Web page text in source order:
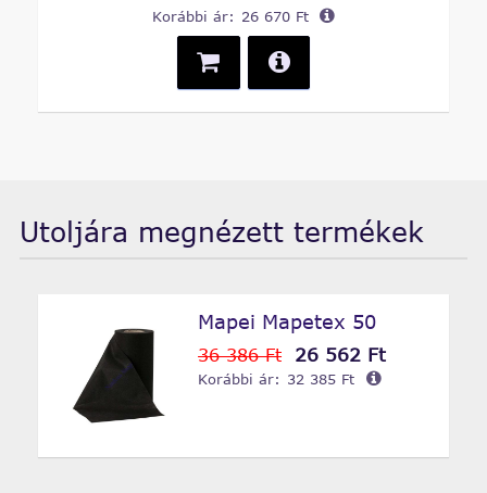
Korábbi ár: 26 670 Ft
Utoljára megnézett termékek
Mapei Mapetex 50
36 386 Ft 26 562 Ft
Korábbi ár: 32 385 Ft